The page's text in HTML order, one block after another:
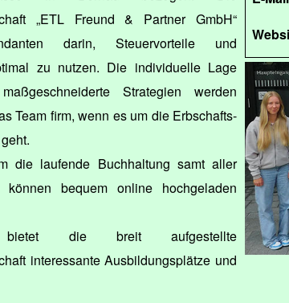
„ETL Freund & Partner GmbH“
darin, Steuervorteile und
zu nutzen. Die individuelle Lage
Strategien werden
Team firm, wenn es um die Erbschafts-
die laufende Buchhaltung samt aller
können bequem online hochgeladen
die breit aufgestellte
interessante Ausbildungsplätze und